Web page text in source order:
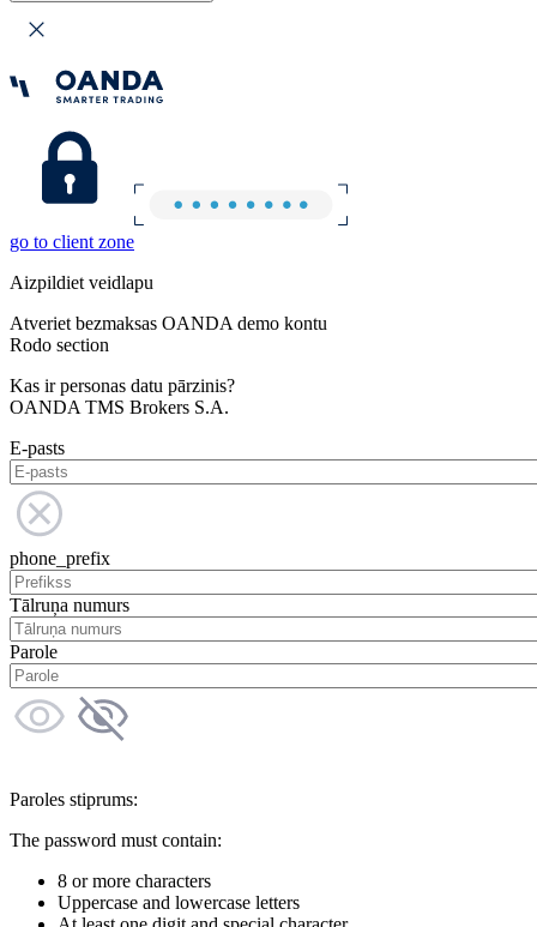
go to client zone
Aizpildiet veidlapu
Atveriet bezmaksas OANDA demo kontu
Rodo section
Kas ir personas datu pārzinis?
OANDA TMS Brokers S.A.
E-pasts
phone_prefix
Tālruņa numurs
Parole
Paroles stiprums:
The password must contain:
8 or more characters
Uppercase and lowercase letters